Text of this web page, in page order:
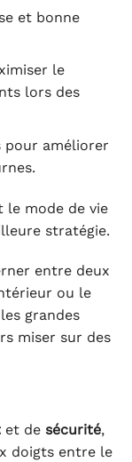
et bonne
le
lors des
pour améliorer
le mode de vie
stratégie.
entre deux
ou le
grandes
miser sur des
et de sécurité,
doigts entre le